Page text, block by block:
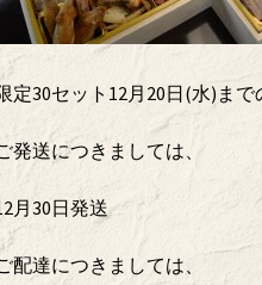
定30セット12月20日(水)まで
発送につきましては、
月30日発送
配達につきましては、